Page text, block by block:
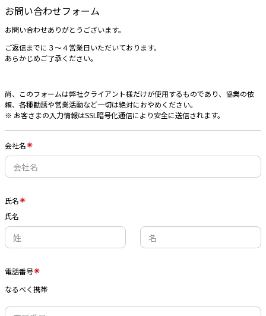
お問い合わせフォーム
お問い合わせありがとうございます。
ご返信までに３〜４営業日いただいております。
あらかじめご了承ください。
尚、このフォームは弊社クライアント様だけが使用するものであり、協業の依
頼、各種勧誘や営業活動など一切は絶対におやめください。
※ お客さまの入力情報はSSL暗号化通信により安全に送信されます。
会社名
氏名
氏名
電話番号
なるべく携帯